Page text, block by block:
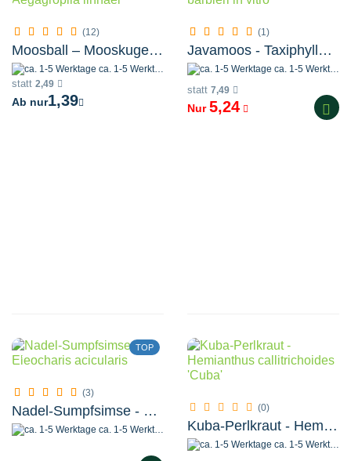
(12)
Moosball – Mooskugel - Aegagropila linnaei
ca. 1-5 Werktage
statt 2,49
Ab nur1,39
(1)
Javamoos - Taxiphyllum barbieri in vitro
ca. 1-5 Werktage
statt 7,49
Nur5,24
TOP
(3)
Nadel-Sumpfsimse - Eleocharis acicularis
ca. 1-5 Werktage
(0)
Kuba-Perlkraut - Hemianthus callitrichoides 'Cuba'
ca. 1-5 Werktage